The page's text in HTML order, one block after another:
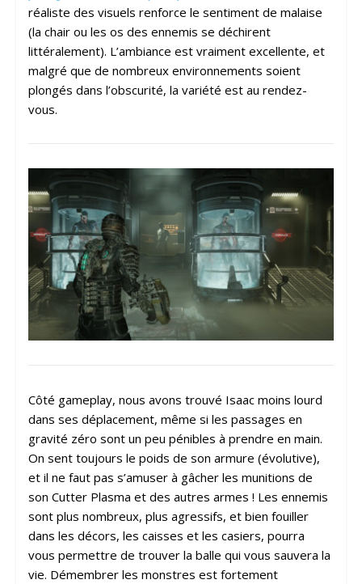
réaliste des visuels renforce le sentiment de malaise
(la chair ou les os des ennemis se déchirent
littéralement). L’ambiance est vraiment excellente, et
malgré que de nombreux environnements soient
plongés dans l’obscurité, la variété est au rendez-
vous.
Côté gameplay, nous avons trouvé Isaac moins lourd
dans ses déplacement, même si les passages en
gravité zéro sont un peu pénibles à prendre en main.
On sent toujours le poids de son armure (évolutive),
et il ne faut pas s’amuser à gâcher les munitions de
son Cutter Plasma et des autres armes ! Les ennemis
sont plus nombreux, plus agressifs, et bien fouiller
dans les décors, les caisses et les casiers, pourra
vous permettre de trouver la balle qui vous sauvera la
vie. Démembrer les monstres est fortement